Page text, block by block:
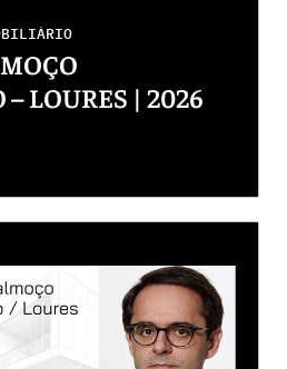
LOURES | 2026